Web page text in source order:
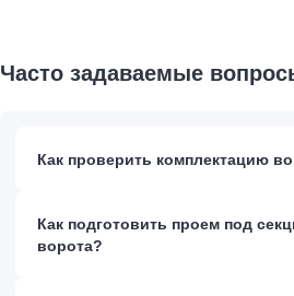
Часто задаваемые
Как проверить комплектацию
Как подготовить проем под
ворота?